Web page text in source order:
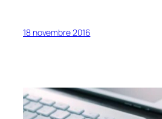
18 novembre 2016